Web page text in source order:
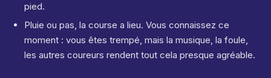
pied.
Pluie ou pas, la course a lieu. Vous connaissez ce
moment : vous êtes trempé, mais la musique, la foule,
les autres coureurs rendent tout cela presque agréable.